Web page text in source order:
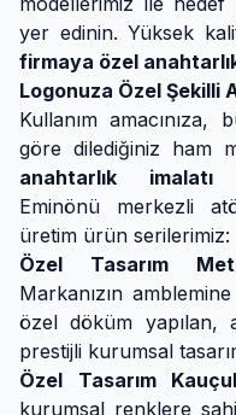
yer edinin. Yüksek
firmaya özel
Logonuza Özel Şekilli
Kullanım
göre dilediğiniz ham
anahtarlık imalatı
Eminönü merkezli
üretim ürün serilerimiz:
Özel Tasarım
Markanızın
özel döküm yapılan,
prestijli kurumsal
Özel Tasarım
kurumsal renklere